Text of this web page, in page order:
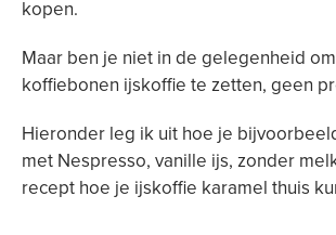
kopen.
Maar ben je niet in de gelegenheid
koffiebonen ijskoffie te zetten, geen
Hieronder leg ik uit hoe je
met Nespresso, vanille ijs, zonder
recept hoe je ijskoffie karamel thuis